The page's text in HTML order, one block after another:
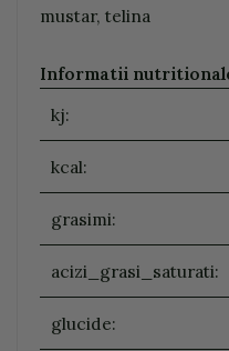
mustar, telina
Informatii
kj:
kcal:
grasimi:
acizi_grasi_saturati:
glucide: